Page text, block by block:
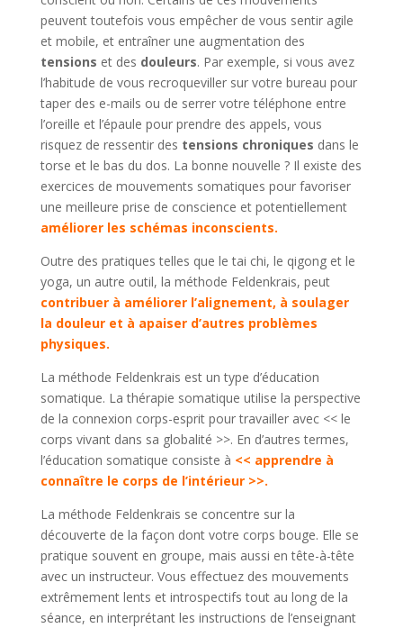
peuvent toutefois vous empêcher de vous sentir agile
et mobile, et entraîner une augmentation des
tensions et des douleurs. Par exemple, si vous avez
l’habitude de vous recroqueviller sur votre bureau pour
taper des e-mails ou de serrer votre téléphone entre
l’oreille et l’épaule pour prendre des appels, vous
risquez de ressentir des tensions chroniques dans le
torse et le bas du dos. La bonne nouvelle ? Il existe des
exercices de mouvements somatiques pour favoriser
une meilleure prise de conscience et potentiellement
améliorer les schémas inconscients.
Outre des pratiques telles que le tai chi, le qigong et le
yoga, un autre outil, la méthode Feldenkrais, peut
contribuer à améliorer l’alignement, à soulager
la douleur et à apaiser d’autres problèmes
physiques.
La méthode Feldenkrais est un type d’éducation
somatique. La thérapie somatique utilise la perspective
de la connexion corps-esprit pour travailler avec << le
corps vivant dans sa globalité >>. En d’autres termes,
l’éducation somatique consiste à << apprendre à
connaître le corps de l’intérieur >>.
La méthode Feldenkrais se concentre sur la
découverte de la façon dont votre corps bouge. Elle se
pratique souvent en groupe, mais aussi en tête-à-tête
avec un instructeur. Vous effectuez des mouvements
extrêmement lents et introspectifs tout au long de la
séance, en interprétant les instructions de l’enseignant